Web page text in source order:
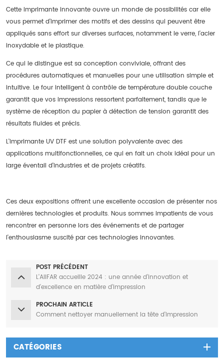
Cette imprimante innovante ouvre un monde de possibilités car elle
vous permet d'imprimer des motifs et des dessins qui peuvent être
appliqués sans effort sur diverses surfaces, notamment le verre, l'acier
inoxydable et le plastique.
Ce qui le distingue est sa conception conviviale, offrant des
procédures automatiques et manuelles pour une utilisation simple et
intuitive. Le four intelligent à contrôle de température double couche
garantit que vos impressions ressortent parfaitement, tandis que le
système de réception du papier à détection de tension garantit des
résultats fluides et précis.
L'imprimante UV DTF est une solution polyvalente avec des
applications multifonctionnelles, ce qui en fait un choix idéal pour un
large éventail d'industries et de projets créatifs.
Ces deux expositions offrent une excellente occasion de présenter nos
dernières technologies et produits. Nous sommes impatients de vous
rencontrer en personne lors des événements et de partager
l'enthousiasme suscité par ces technologies innovantes.
POST PRÉCÉDENT
L'AIIFAR accueille 2024 : une année d'innovation et
d'excellence en matière d'impression
PROCHAIN ARTICLE
Comment nettoyer manuellement la tête d'impression
CATÉGORIES